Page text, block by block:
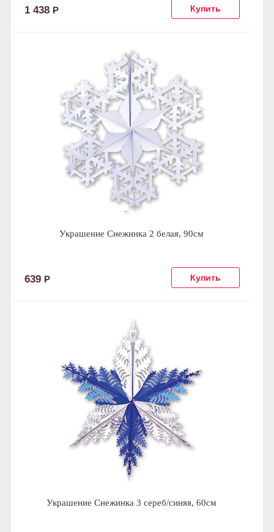
1 438 Р
Украшение Снежинка 2 белая, 90см
639 Р
Украшение Снежинка 3 сереб/синяя, 60см